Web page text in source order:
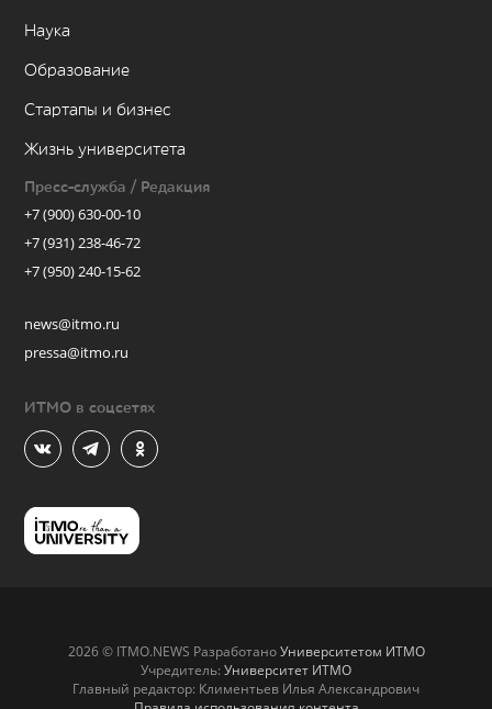
Наука
Образование
Стартапы и бизнес
Жизнь университета
Пресс-служба / Редакция
+7 (900) 630-00-10
+7 (931) 238-46-72
+7 (950) 240-15-62
news@itmo.ru
pressa@itmo.ru
ИТМО в соцсетях
2026 © ITMO.NEWS РазработаноУниверситетом ИТМО
Учредитель: Университет ИТМО
Главный редактор: Климентьев Илья Александрович